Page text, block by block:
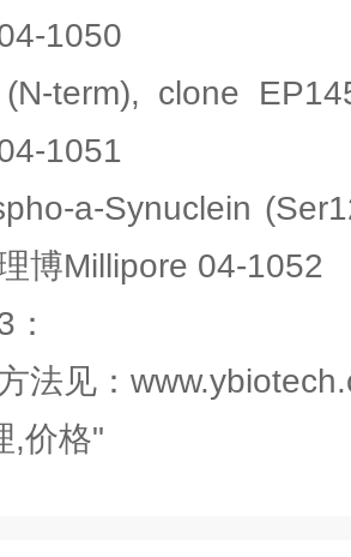
1050
(N-term), clone
1051
a-Synuclein
博Millipore 04-1052
法见：
,价格"